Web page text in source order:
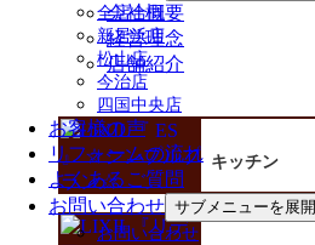
全店合同
新居浜店
松山店
今治店
四国中央店
お客様の声
リフォームの流れ
よくあるご質問
お問い合わせ サブメニューを展開
お問い合わせ
会社概要
経営理念
店舗紹介
キッチン